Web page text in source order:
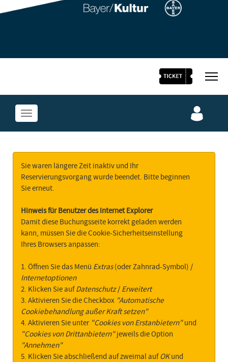
Sie waren längere Zeit inaktiv und Ihr
Reservierungsvorgang wurde beendet. Bitte beginnen
Sie erneut.
Hinweis für Benutzer des Internet Explorer
Damit diese Buchungsseite korrekt geladen werden
kann, müssen Sie die Cookie-Sicherheitseinstellung
Ihres Browsers anpassen:
1. Öffnen Sie das Menü Extras(oder Zahnrad-Symbol) /
Internetoptionen
2. Klicken Sie aufDatenschutz/ Erweitert
3. Aktivieren Sie die Checkbox "Automatische
Cookiebehandlung außer Kraft setzen"
4. Aktivieren Sie unter "Cookies von Erstanbietern"und
"Cookies von Drittanbietern"jeweils die Option
"Annehmen"
5. Klicken Sie abschließend auf zweimal aufOKund